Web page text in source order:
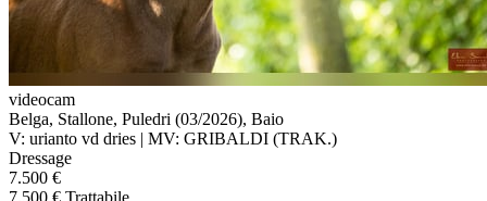
videocam
Belga, Stallone, Puledri (03/2026), Baio
V: urianto vd dries | MV: GRIBALDI (TRAK.)
Dressage
7.500 €
7.500 € Trattabile